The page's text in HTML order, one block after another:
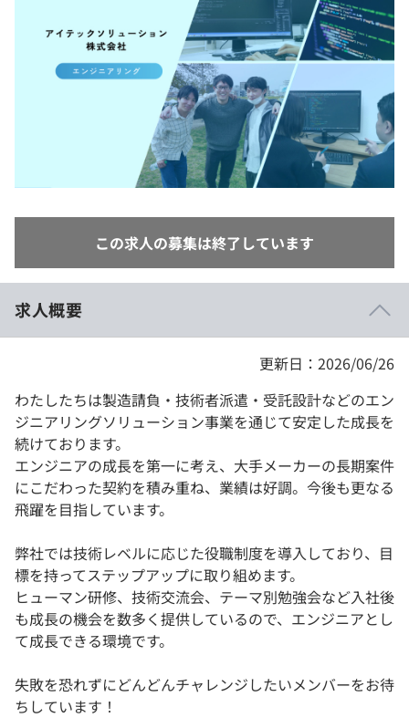
インタビュー
就活成功ガイド
学校向けプラン
この求人の募集は終了しています
求人概要
更新日：2026/06/26
わたしたちは製造請負・技術者派遣・受託設計などのエン
ジニアリングソリューション事業を通じて安定した成長を
続けております。
エンジニアの成長を第一に考え、大手メーカーの長期案件
にこだわった契約を積み重ね、業績は好調。今後も更なる
飛躍を目指しています。
弊社では技術レベルに応じた役職制度を導入しており、目
標を持ってステップアップに取り組めます。
ヒューマン研修、技術交流会、テーマ別勉強会など入社後
も成長の機会を数多く提供しているので、エンジニアとし
て成長できる環境です。
失敗を恐れずにどんどんチャレンジしたいメンバーをお待
ちしています！